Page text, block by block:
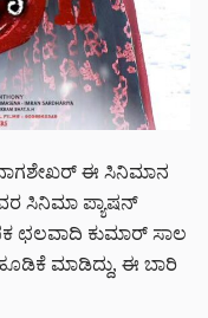
ಈ ಸಿನಿಮಾನ
ಸಿನಿಮಾ ಪ್ಯಾಷನ್
ಛಲವಾದಿ ಕುಮಾರ್ ಸಾಲ
ಮಾಡಿದ್ದು, ಈ ಬಾರಿ